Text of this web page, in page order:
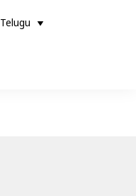
Telugu